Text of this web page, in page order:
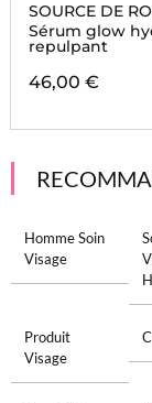
SOURCE DE
Sérum glow
repulpant
46,00 €
Homme Soin
Visage
Produit
Visage